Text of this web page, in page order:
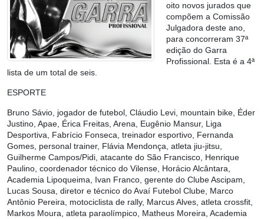
oito novos jurados que
compõem a Comissão
Julgadora deste ano,
para concorreram 37ª
edição do Garra
Profissional. Esta é a 4ª
lista de um total de seis.
ESPORTE
Bruno Sávio, jogador de futebol, Cláudio Levi, mountain bike, Éder
Justino, Apae, Érica Freitas, Arena, Eugênio Mansur, Liga
Desportiva, Fabrício Fonseca, treinador esportivo, Fernanda
Gomes, personal trainer, Flávia Mendonça, atleta jiu-jitsu,
Guilherme Campos/Pidi, atacante do São Francisco, Henrique
Paulino, coordenador técnico do Vilense, Horácio Alcântara,
Academia Lipoqueima, Ivan Franco, gerente do Clube Ascipam,
Lucas Sousa, diretor e técnico do Avaí Futebol Clube, Marco
Antônio Pereira, motociclista de rally, Marcus Alves, atleta crossfit,
Markos Moura, atleta paraolímpico, Matheus Moreira, Academia